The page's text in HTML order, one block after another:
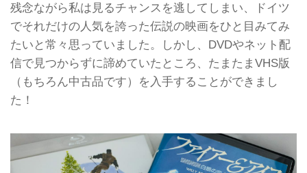
残念ながら私は見るチャンスを逃してしまい、ドイツ
でそれだけの人気を誇った伝説の映画をひと目みてみ
たいと常々思っていました。しかし、DVDやネット配
信で見つからずに諦めていたところ、たまたまVHS版
（もちろん中古品です）を入手することができまし
た！